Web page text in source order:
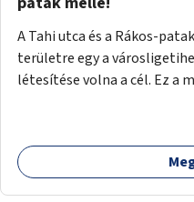
A Tahi utca és a Rákos-
területre egy a
létesítése volna a cél. Ez a